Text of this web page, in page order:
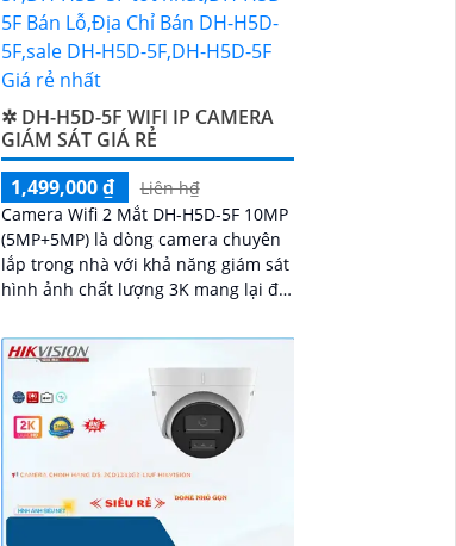
✲ DH-H5D-5F WIFI IP CAMERA
GIÁM SÁT GIÁ RẺ
1,499,000 ₫
Liên h₫
Camera Wifi 2 Mắt DH-H5D-5F 10MP
(5MP+5MP) là dòng camera chuyên
lắp trong nhà với khả năng giám sát
hình ảnh chất lượng 3K mang lại độ
màu sắc chân thực. Camera wifi DH-
H5D-5F còn giúp đảm bảo an ninh
hiệu quả với tính năng phát hiện
người và thú cưng với độ chính xác
cao